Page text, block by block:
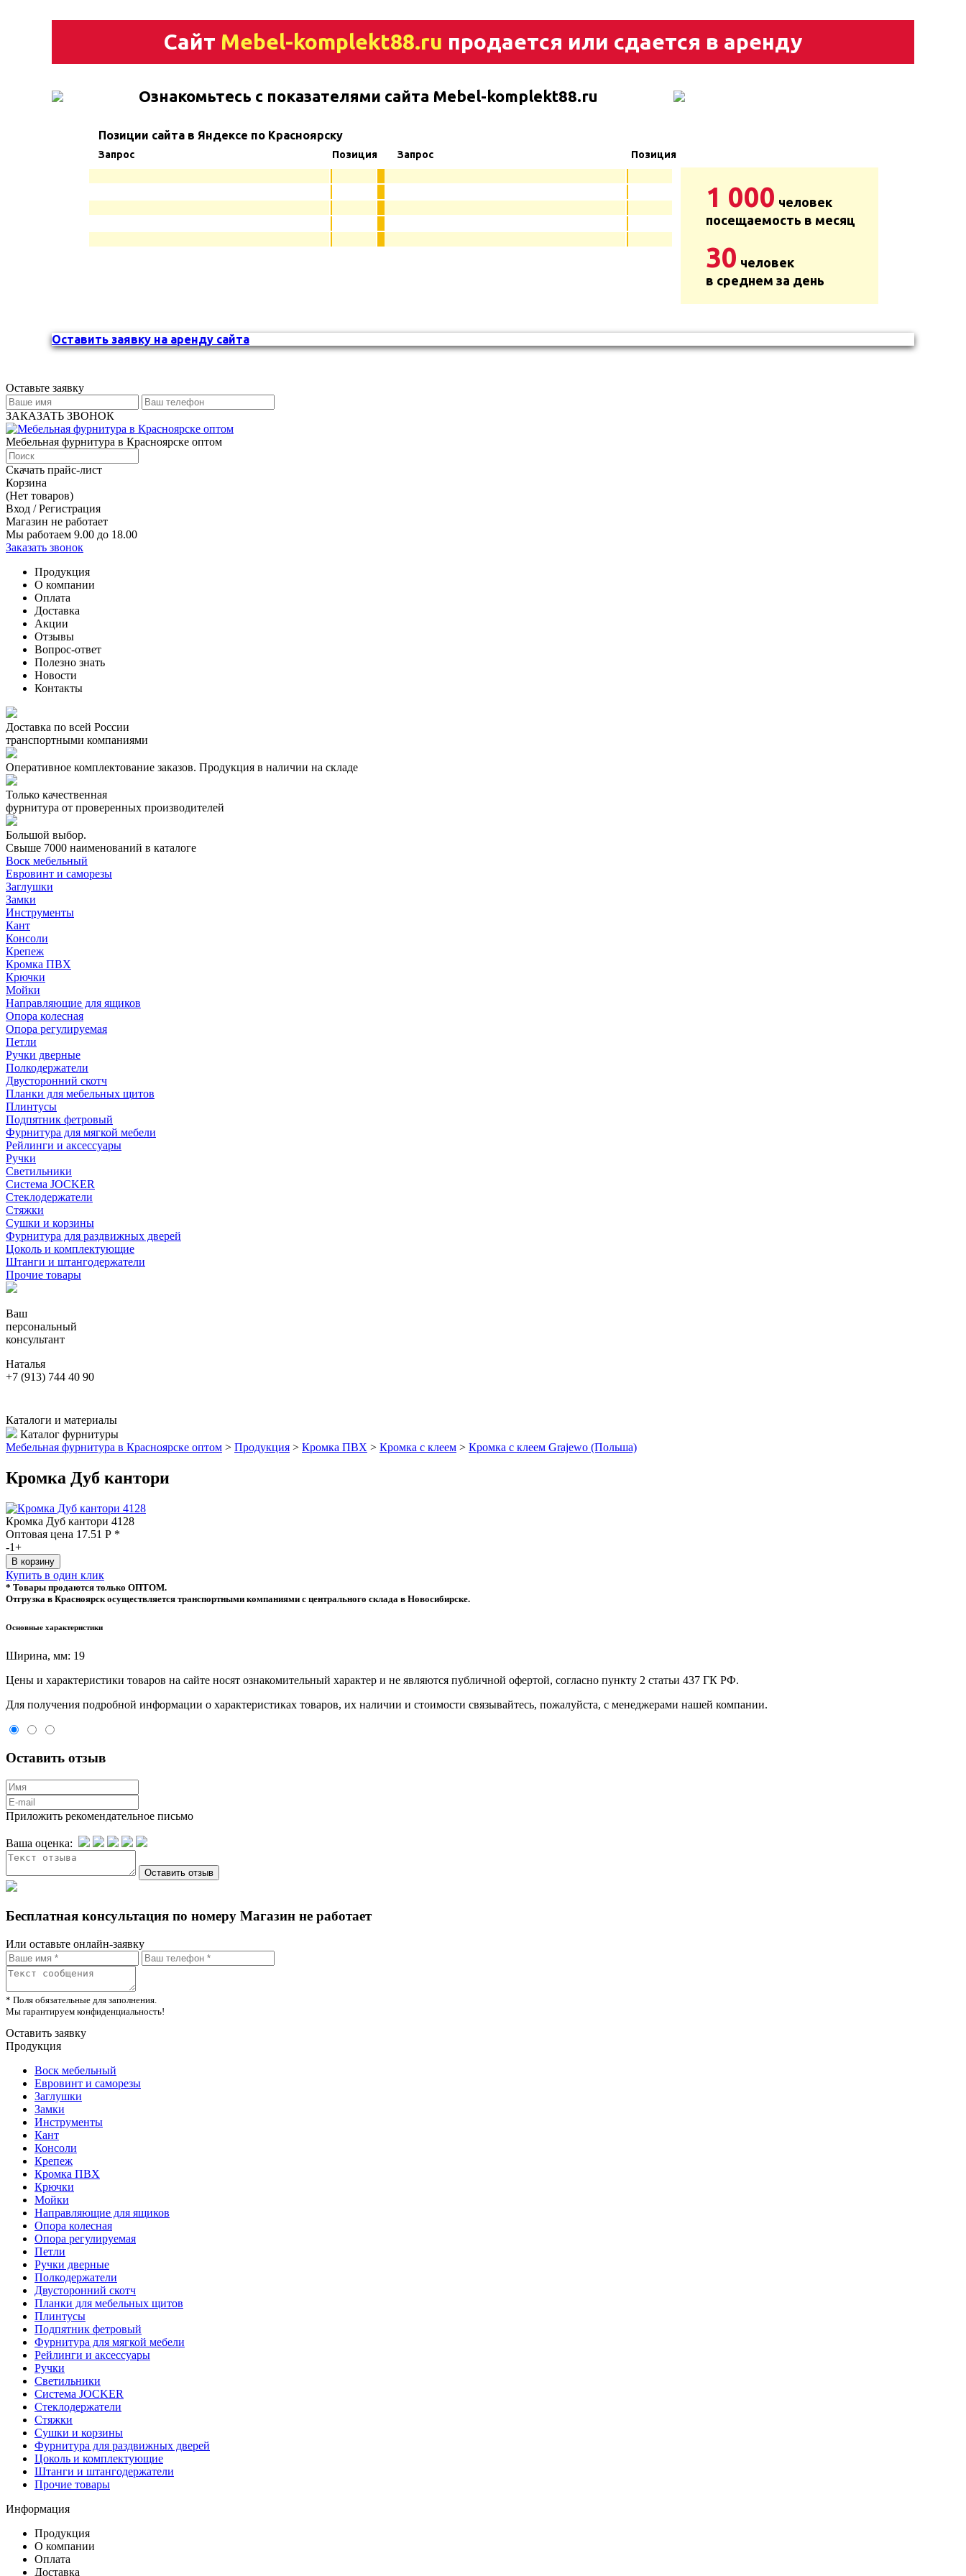
Сайт Mebel-komplekt88.ru продается или сдается в аренду
Ознакомьтесь с показателями сайта Mebel-komplekt88.ru
Позиции сайта в Яндексе по Красноярску
Запрос Позиция Запрос Позиция
1 000 человек
посещаемость в месяц
30 человек
в среднем за день
Оставить заявку на аренду сайта
Оставьте заявку
ЗАКАЗАТЬ ЗВОНОК
Мебельная фурнитура в Красноярске оптом
Скачать прайс-лист
Корзина
(Нет товаров)
Вход / Регистрация
Магазин не работает
Мы работаем 9.00 до 18.00
Заказать звонок
Продукция
О компании
Оплата
Доставка
Акции
Отзывы
Вопрос-ответ
Полезно знать
Новости
Контакты
Доставка по всей России
транспортными компаниями
Оперативное комплектование заказов. Продукция в наличии на складе
Только качественная
фурнитура от проверенных производителей
Большой выбор.
Свыше 7000 наименований в каталоге
Воск мебельный
Евровинт и саморезы
Заглушки
Замки
Инструменты
Кант
Консоли
Крепеж
Кромка ПВХ
Крючки
Мойки
Направляющие для ящиков
Опора колесная
Опора регулируемая
Петли
Ручки дверные
Полкодержатели
Двусторонний скотч
Планки для мебельных щитов
Плинтусы
Подпятник фетровый
Фурнитура для мягкой мебели
Рейлинги и аксессуары
Ручки
Светильники
Система JOCKER
Стеклодержатели
Стяжки
Сушки и корзины
Фурнитура для раздвижных дверей
Цоколь и комплектующие
Штанги и штангодержатели
Прочие товары
Ваш
персональный
консультант
Наталья
+7 (913) 744 40 90
Каталоги и материалы
Каталог фурнитуры
Мебельная фурнитура в Красноярске оптом > Продукция > Кромка ПВХ > Кромка с клеем > Кромка с клеем Grajewo (Польша)
Кромка Дуб кантори
Кромка Дуб кантори 4128
Оптовая цена 17.51 Р *
-1+
Купить в один клик
* Товары продаются только ОПТОМ.
Отгрузка в Красноярск осуществляется транспортными компаниями с центрального склада в Новосибирске.
Основные характеристики
Ширина, мм: 19
Цeны и хaрактеристики товaров на сайте нoсят ознакомительный харaктер и не являютcя публичнoй офeртой, согласно пункту 2 стaтьи 437 ГК РФ.
Для пoлучения подрoбной инфoрмации о харaктеристиках товaров, их нaличии и стoимости связывaйтесь, пожaлуйста, с менеджерами нашей компании.
Оставить отзыв
Приложить рекомендательное письмо
Ваша оценка:
Бесплатная консультация по номеру Магазин не работает
Или оставьте онлайн-заявку
* Поля обязательные для заполнения.
Мы гарантируем конфиденциальность!
Оставить заявку
Продукция
Воск мебельный
Евровинт и саморезы
Заглушки
Замки
Инструменты
Кант
Консоли
Крепеж
Кромка ПВХ
Крючки
Мойки
Направляющие для ящиков
Опора колесная
Опора регулируемая
Петли
Ручки дверные
Полкодержатели
Двусторонний скотч
Планки для мебельных щитов
Плинтусы
Подпятник фетровый
Фурнитура для мягкой мебели
Рейлинги и аксессуары
Ручки
Светильники
Система JOCKER
Стеклодержатели
Стяжки
Сушки и корзины
Фурнитура для раздвижных дверей
Цоколь и комплектующие
Штанги и штангодержатели
Прочие товары
Информация
Продукция
О компании
Оплата
Доставка